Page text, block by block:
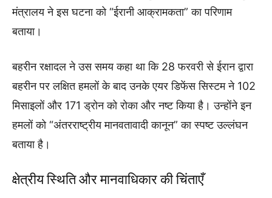
मंत्रालय ने इस घटना को “ईरानी आक्रामकता” का परिणाम
बताया।
बहरीन रक्षादल ने उस समय कहा था कि 28 फरवरी से ईरान द्वारा
बहरीन पर लक्षित हमलों के बाद उनके एयर डिफेंस सिस्टम ने 102
मिसाइलों और 171 ड्रोन को रोका और नष्ट किया है। उन्होंने इन
हमलों को “अंतरराष्ट्रीय मानवतावादी कानून” का स्पष्ट उल्लंघन
बताया है।
क्षेत्रीय स्थिति और मानवाधिकार की चिंताएँ